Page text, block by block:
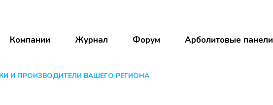
Компании Журнал Форум Арболитовые панели
И ПРОИЗВОДИТЕЛИ ВАШЕГО РЕГИОНА